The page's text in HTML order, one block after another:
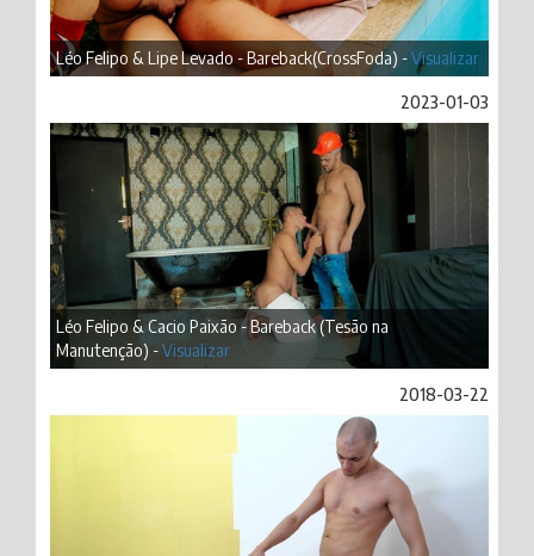
Léo Felipo & Lipe Levado - Bareback(CrossFoda) -Visualizar
2023-01-03
Léo Felipo & Cacio Paixão - Bareback (Tesão na
Manutenção) -Visualizar
2018-03-22